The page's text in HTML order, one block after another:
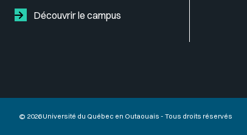
Découvrir le campus
© 2026 Université du Québec en Outaouais - Tous droits réservés